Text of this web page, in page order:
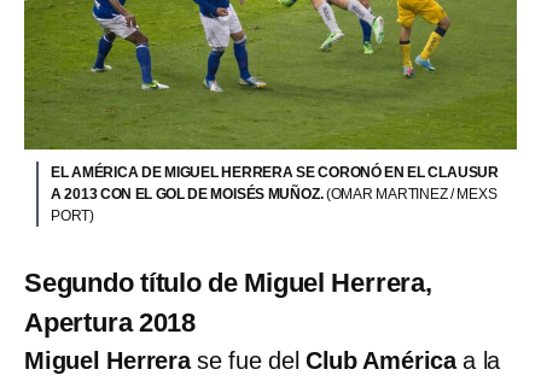
EL AMÉRICA DE MIGUEL HERRERA SE CORONÓ EN EL CLAUSUR
A 2013 CON EL GOL DE MOISÉS MUÑOZ.(OMAR MARTINEZ / MEXS
PORT)
Segundo título de Miguel Herrera,
Apertura 2018
Miguel Herrerase fue del Club Américaa la